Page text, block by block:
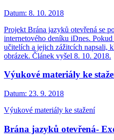
Datum: 8. 10. 2018
Projekt Brána jazyků otevřená se
internetového deníku iDnes.
učitelích a jejich zážitcích napsali,
obrázek. Článek vyšel 8. 10. 2018.
Výukové materiály ke
Datum: 23. 9. 2018
Výukové materiály ke stažení
Brána jazyků otevřená-